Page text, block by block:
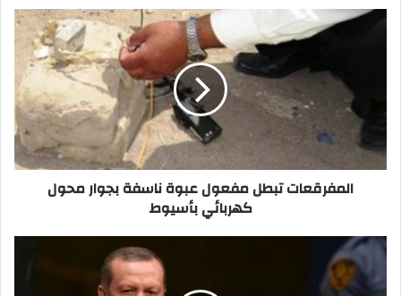
المفرقعات
بجوار
محول
كهربائي
بأسيوط
المفرقعات تبطل مفعول عبوة ناسفة بجوار محول
كهربائي بأسيوط
آيدنلك
تركيا